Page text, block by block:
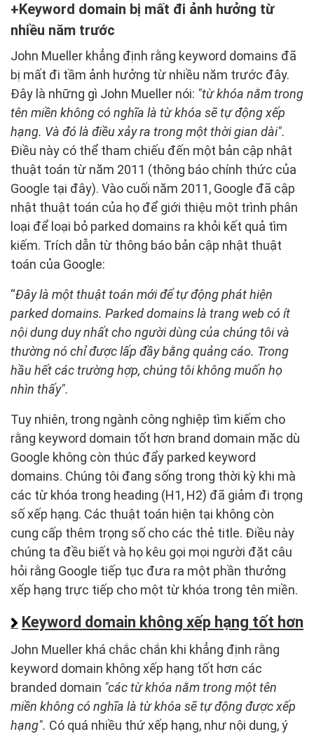
Keyword domain bị mất đi ảnh hưởng từ
nhiều năm trước
John Mueller khẳng định rằng keyword domains đã
bị mất đi tầm ảnh hưởng từ nhiều năm trước đây.
Đây là những gì John Mueller nói: "từ khóa nằm trong
tên miền không có nghĩa là từ khóa sẽ tự động xếp
hạng. Và đó là điều xảy ra trong một thời gian dài".
Điều này có thể tham chiếu đến một bản cập nhật
thuật toán từ năm 2011 (thông báo chính thức của
Google tại đây). Vào cuối năm 2011, Google đã cập
nhật thuật toán của họ để giới thiệu một trình phân
loại để loại bỏ parked domains ra khỏi kết quả tìm
kiếm. Trích dẫn từ thông báo bản cập nhật thuật
toán của Google:
“Đây là một thuật toán mới để tự động phát hiện
parked domains. Parked domains là trang web có ít
nội dung duy nhất cho người dùng của chúng tôi và
thường nó chỉ được lấp đầy bằng quảng cáo. Trong
hầu hết các trường hợp, chúng tôi không muốn họ
nhìn thấy".
Tuy nhiên, trong ngành công nghiệp tìm kiếm cho
rằng keyword domain tốt hơn brand domain mặc dù
Google không còn thúc đẩy parked keyword
domains. Chúng tôi đang sống trong thời kỳ khi mà
các từ khóa trong heading (H1, H2) đã giảm đi trọng
số xếp hạng. Các thuật toán hiện tại không còn
cung cấp thêm trọng số cho các thẻ title. Điều này
chúng ta đều biết và họ kêu gọi mọi người đặt câu
hỏi rằng Google tiếp tục đưa ra một phần thưởng
xếp hạng trực tiếp cho một từ khóa trong tên miền.
Keyword domain không xếp hạng tốt hơn
John Mueller khá chắc chắn khi khẳng định rằng
keyword domain không xếp hạng tốt hơn các
branded domain "các từ khóa nằm trong một tên
miền không có nghĩa là từ khóa sẽ tự động được xếp
hạng". Có quá nhiều thứ xếp hạng, như nội dung, ý